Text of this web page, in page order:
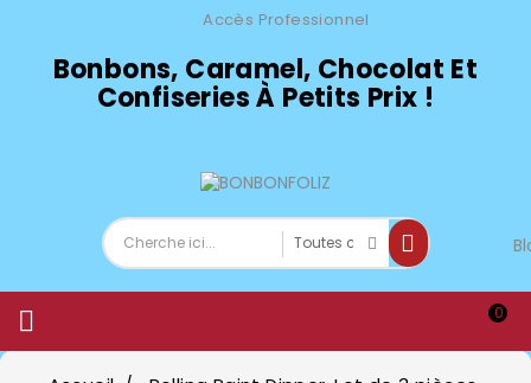
Accès Professionnel
Bonbons, Caramel, Chocolat Et
Confiseries À Petits Prix !
 0